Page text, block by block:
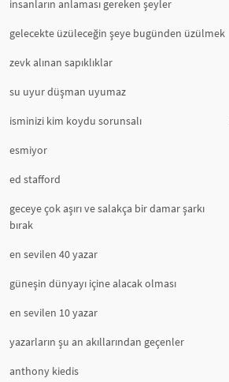
insanların anlaması gereken şeyler
gelecekte üzüleceğin şeye bugünden üzülmek
zevk alınan sapıklıklar
su uyur düşman uyumaz
isminizi kim koydu sorunsalı
esmiyor
ed stafford
geceye çok aşırı ve salakça bir damar şarkı
bırak
en sevilen 40 yazar
güneşin dünyayı içine alacak olması
en sevilen 10 yazar
yazarların şu an akıllarından geçenler
anthony kiedis